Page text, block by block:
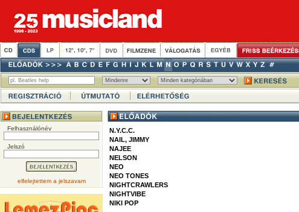
Felhasználónév
Jelszó
elfelejtettem a jelszavam
N.Y.C.C.
NAIL, JIMMY
NAJEE
NELSON
NEO
NEO TONES
NIGHTCRAWLERS
NIGHTVIBE
NIKI POP